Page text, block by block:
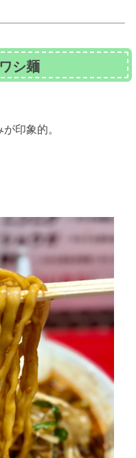
シ麺
印象的。